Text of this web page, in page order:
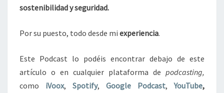
sostenibilidad y seguridad.
Por su puesto, todo desde mi experiencia.
Este Podcast lo podéis encontrar debajo de este
artículo o en cualquier plataforma de podcasting,
como iVoox, Spotify, Google Podcast,YouTube,